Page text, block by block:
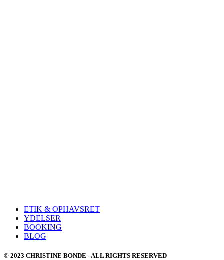
ETIK & OPHAVSRET
YDELSER
BOOKING
BLOG
© 2023 CHRISTINE BONDE - ALL RIGHTS RESERVED